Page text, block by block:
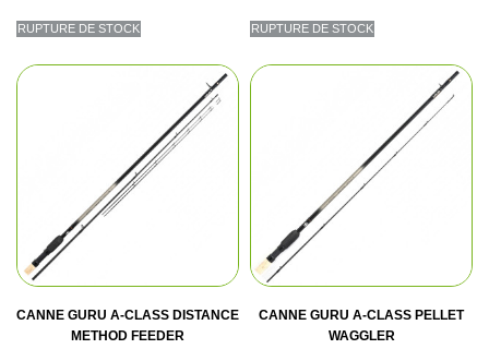
RUPTURE DE STOCK RUPTURE DE STOCK
CANNE GURU A-CLASS DISTANCE
METHOD FEEDER
CANNE GURU A-CLASS PELLET
WAGGLER